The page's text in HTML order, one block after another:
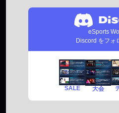
eSports
Discord をフォ
SALE 大会